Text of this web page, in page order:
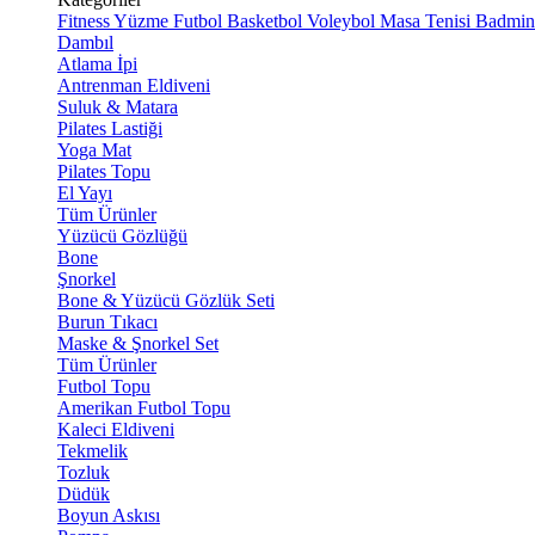
FitnessYüzme Futbol Basketbol Voleybol Masa Tenisi
Dambıl
Atlama İpi
Antrenman Eldiveni
Suluk & Matara
Pilates Lastiği
Yoga Mat
Pilates Topu
El Yayı
Tüm Ürünler
Yüzücü Gözlüğü
Bone
Şnorkel
Bone & Yüzücü Gözlük Seti
Burun Tıkacı
Maske & Şnorkel Set
Tüm Ürünler
Futbol Topu
Amerikan Futbol Topu
Kaleci Eldiveni
Tekmelik
Tozluk
Düdük
Boyun Askısı